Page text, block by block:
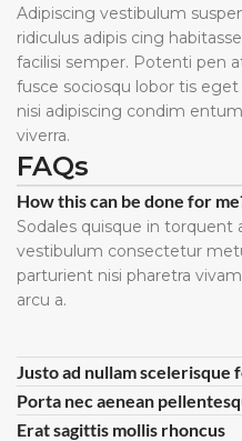
Adipiscing vestibulum
ridiculus adipis cing
facilisi semper. Potenti pen
fusce sociosqu lobor tis
nisi adipiscing condim
viverra.
FAQs
How this can be done for
Sodales quisque in
vestibulum consectetur
parturient nisi pharetra
arcu a.
Justo ad nullam scelerisque
Porta nec aenean
Erat sagittis mollis rhoncus